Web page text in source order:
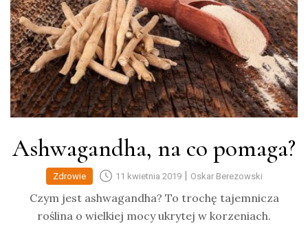
Ashwagandha, na co pomaga?
Zdrowie 11 kwietnia 2019| Oskar Berezowski
Czym jest ashwagandha? To trochę tajemnicza
roślina o wielkiej mocy ukrytej w korzeniach.